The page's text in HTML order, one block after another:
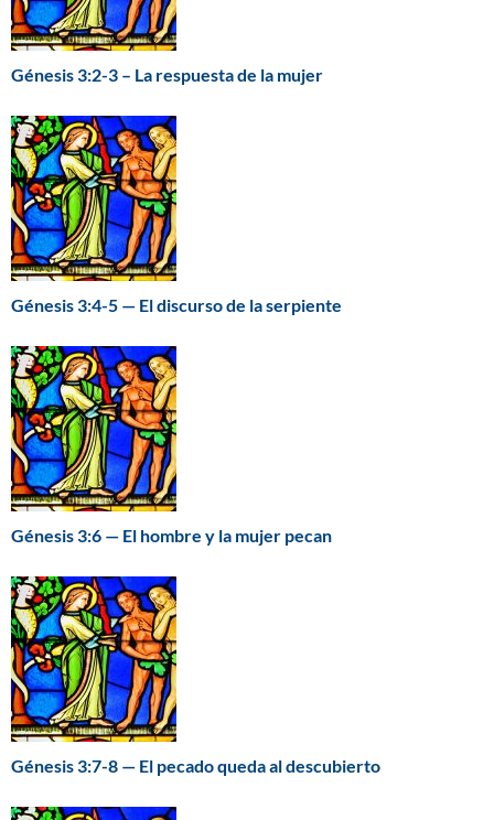
Génesis 3:2-3 – La respuesta de la mujer
Génesis 3:4-5 — El discurso de la serpiente
Génesis 3:6 — El hombre y la mujer pecan
Génesis 3:7-8 — El pecado queda al descubierto